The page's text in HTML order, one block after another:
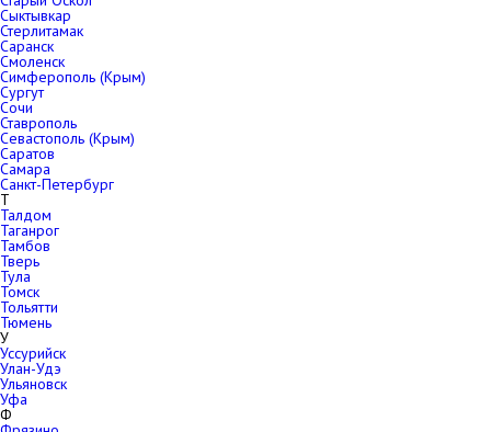
Сыктывкар
Стерлитамак
Саранск
Смоленск
Симферополь (Крым)
Сургут
Сочи
Ставрополь
Севастополь (Крым)
Саратов
Самара
Санкт-Петербург
Т
Талдом
Таганрог
Тамбов
Тверь
Тула
Томск
Тольятти
Тюмень
У
Уссурийск
Улан-Удэ
Ульяновск
Уфа
Ф